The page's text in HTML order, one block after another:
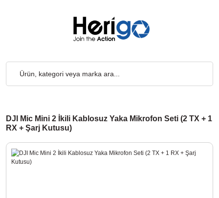
DJI Mic Mini 2 İkili Kablosuz Yaka Mikrofon Seti (2 TX + 1
RX + Şarj Kutusu)